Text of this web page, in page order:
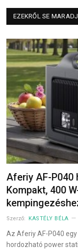
EZEKRŐL SE
Aferiy AF-
Kompakt, 400
Szerző: KASTÉLY BÉLA
Az Aferiy AF-P040
hordozható power